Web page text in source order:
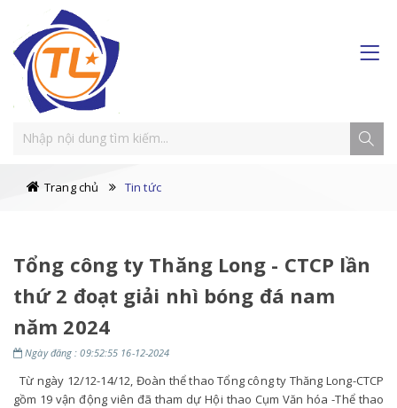
Trang chủ Tin tức
Tổng công ty Thăng Long - CTCP lần
thứ 2 đoạt giải nhì bóng đá nam
năm 2024
Ngày đăng : 09:52:55 16-12-2024
Từ ngày 12/12-14/12, Đoàn thể thao Tổng công ty Thăng Long-CTCP
gồm 19 vận động viên đã tham dự Hội thao Cụm Văn hóa -Thể thao